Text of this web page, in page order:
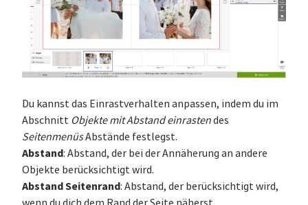
Du kannst das Einrastverhalten anpassen, indem du im
Abschnitt Objekte mit Abstand einrastendes
SeitenmenüsAbstände festlegst.
Abstand: Abstand, der bei der Annäherung an andere
Objekte berücksichtigt wird.
Abstand Seitenrand: Abstand, der berücksichtigt wird,